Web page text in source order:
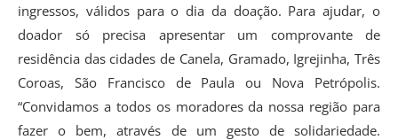
ingressos, válidos para o dia da doação. Para ajudar, o
doador só precisa apresentar um comprovante de
residência das cidades de Canela, Gramado, Igrejinha, Três
Coroas, São Francisco de Paula ou Nova Petrópolis.
“Convidamos a todos os moradores da nossa região para
fazer o bem, através de um gesto de solidariedade.